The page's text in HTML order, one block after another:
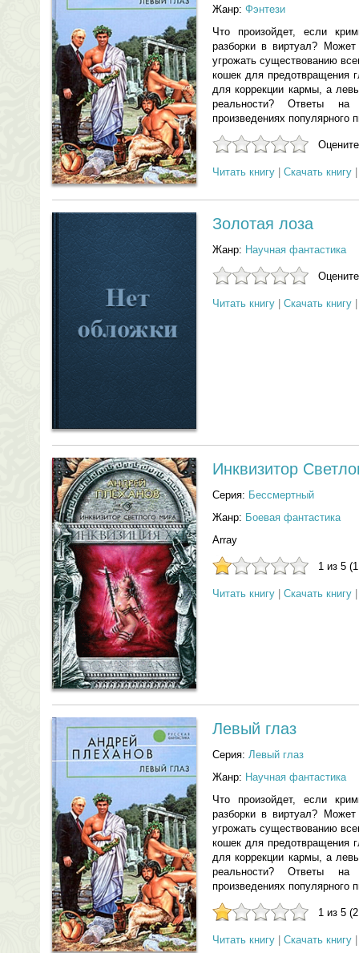
Жанр: Фэнтези
Что произойдет, если
разборки в виртуал?
угрожать существованию
кошек для предотвращения
для коррекции кармы, а
реальности? Ответы
произведениях популярного
Читать книгу Скачать книгу
Золотая лоза
Жанр: Научная фантастика
Читать книгу Скачать книгу
Инквизитор
Серия: Бессмертный
Жанр: Боевая фантастика
Array
1 из 5
Читать книгу Скачать книгу
Левый глаз
Серия: Левый глаз
Жанр: Научная фантастика
Что произойдет, если
разборки в виртуал?
угрожать существованию
кошек для предотвращения
для коррекции кармы, а
реальности? Ответы
произведениях популярного
1 из 5
Читать книгу Скачать книгу